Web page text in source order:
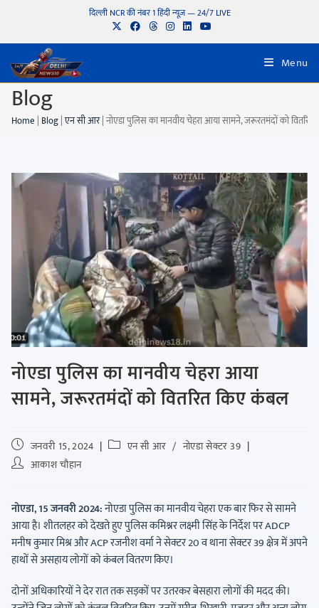
दिल्ली NCR की नंबर 1 हिंदी न्यूज़ — 24/7 LIVE
Menu
Blog
Home | Blog|एन सी आर|नोएडा पुलिस का मानवीय चेहरा आया सामने, जरूरतमंदों को
नोएडा पुलिस का मानवीय चेहरा आया
सामने, जरूरतमंदों को वितरित किए कंबल
जनवरी 15, 2024 एन सी आर / नोएडा सेक्टर 39
आकाश चौहान
नोएडा, 15 जनवरी 2024:नोएडा पुलिस का मानवीय चेहरा एक बार फिर से सामने
आया है। शीतलहर को देखते हुए पुलिस कमिश्नर लक्ष्मी सिंह के निर्देश पर ADCP
मनीष कुमार मिश्र और ACP रजनीश वर्मा ने सेक्टर 20 व थाना सेक्टर 39 क्षेत्र में अपने
हाथों से असहाय लोगों को कंबल वितरण किए।
दोनों अधिकारियों ने देर रात तक सड़कों पर उतरकर बेसहारा लोगों की मदद की।